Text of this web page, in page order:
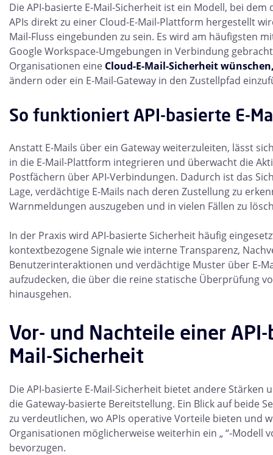
Die API-basierte E-Mail-Sicherheit ist ein Modell, bei
APIs direkt zu einer Cloud-E-Mail-Plattform hergestellt
Mail-Fluss eingebunden zu sein. Es wird am häufigsten
Google Workspace-Umgebungen in Verbindung
Organisationen eine Cloud-E-Mail-Sicherheit
ändern oder ein E-Mail-Gateway in den Zustellpfad
So funktioniert API-basierte E-
Anstatt E-Mails über ein Gateway weiterzuleiten, lässt
in die E-Mail-Plattform integrieren und überwacht die
Postfächern über API-Verbindungen. Dadurch ist das
Lage, verdächtige E-Mails nach deren Zustellung zu
Warnmeldungen auszugeben und in vielen Fällen zu
In der Praxis wird API-basierte Sicherheit häufig
kontextbezogene Signale wie interne Transparenz,
Benutzerinteraktionen und verdächtige Muster über E-
aufzudecken, die über die reine statische Überprüfung
hinausgehen.
Vor- und Nachteile einer
Mail-Sicherheit
Die API-basierte E-Mail-Sicherheit bietet andere Stärken
die Gateway-basierte Bereitstellung. Ein Blick auf beide
zu verdeutlichen, wo APIs operative Vorteile bieten und
Organisationen möglicherweise weiterhin ein „ “-Modell
bevorzugen.